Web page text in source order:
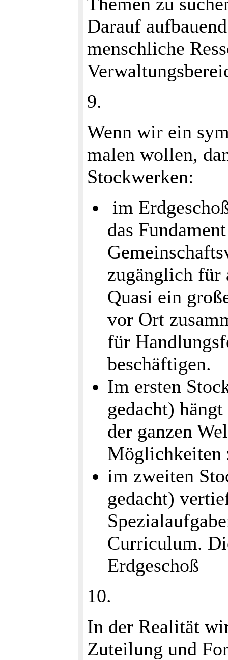
Darauf
menschliche
9.
Wenn wir ein
malen wollen,
Stockwerken:
im
das
zugänglich für
Quasi ein
vor Ort
für
beschäftigen.
Im ersten
gedacht)
der ganzen
Möglichkeiten
im zweiten
gedacht)
Curriculum.
Erdgeschoß
10.
In der Realität
Zuteilung und